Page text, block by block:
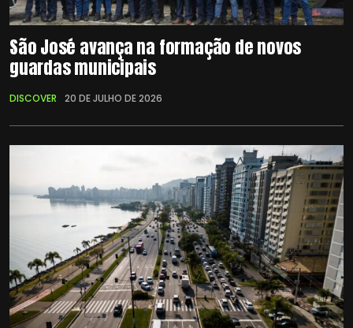
São José avança na formação de novos
guardas municipais
DISCOVER 20 DE JULHO DE 2026